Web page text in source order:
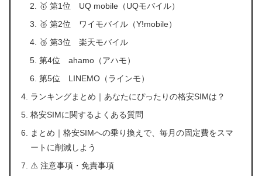
🥇 第1位 UQ mobile（UQモバイル）
🥈 第2位 ワイモバイル（Y!mobile）
🥉 第3位 楽天モバイル
第4位 ahamo（アハモ）
第5位 LINEMO（ラインモ）
ランキングまとめ｜あなたにぴったりの格安SIMは？
格安SIMに関するよくある質問
まとめ｜格安SIMへの乗り換えで、毎月の固定費をスマ
ートに削減しよう
⚠️ 注意事項・免責事項